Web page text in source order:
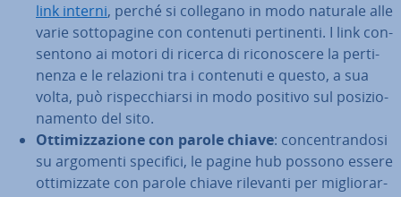
link interni, perché si collegano in modo naturale alle
varie sot­to­pa­gi­ne con contenuti per­ti­nen­ti. I link con­
sen­to­no ai motori di ricerca di ri­co­no­sce­re la per­ti­
nen­za e le relazioni tra i contenuti e questo, a sua
volta, può ri­spec­chiar­si in modo positivo sul po­si­zio­
na­men­to del sito.
Ot­ti­miz­za­zio­ne con parole chiave: con­cen­tran­do­si
su argomenti specifici, le pagine hub possono essere
ot­ti­miz­za­te con parole chiave rilevanti per mi­glio­rar­